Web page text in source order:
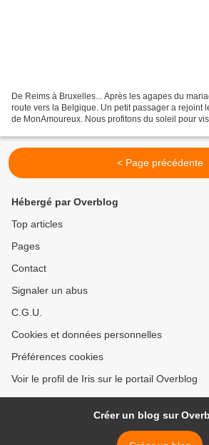
De Reims à Bruxelles... Après les agapes du mariage nous reprenons la
route vers la Belgique. Un petit passager a rejoint
de MonAmoureux. Nous profitons du soleil pour
< Page précédente
Hébergé par Overblog
Top articles
Pages
Contact
Signaler un abus
C.G.U.
Cookies et données personnelles
Préférences cookies
Voir le profil de Iris sur le portail Overblog
Créer un blog sur